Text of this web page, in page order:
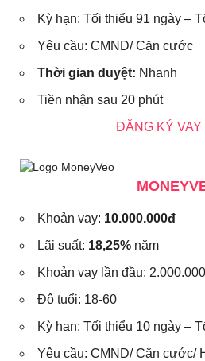
Kỳ hạn: Tối thiểu 91 ngày –
Yêu cầu: CMND/ Căn cước
Thời gian duyệt: Nhanh
Tiền nhận sau 20 phút
ĐĂNG KÝ VAY
Khoản vay: 10.000.000đ
Lãi suất: 18,25% năm
Khoản vay lần đầu:
Độ tuổi: 18-60
Kỳ hạn: Tối thiểu 10 ngày –
Yêu cầu: CMND/ Căn cước/